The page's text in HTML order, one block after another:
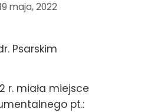
maja, 2022
r. miała miejsce
pt.: